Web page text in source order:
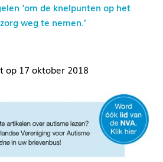
‘om de knelpunten op het
weg te nemen.’
op 17 oktober 2018